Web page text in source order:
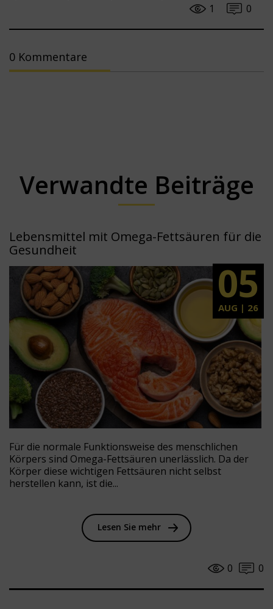
0
1
0 Kommentare
Verwandte Beiträge
Lebensmittel mit Omega-Fettsäuren für die
Gesundheit
05
AUG | 26
Für die normale Funktionsweise des menschlichen
Körpers sind Omega-Fettsäuren unerlässlich. Da der
Körper diese wichtigen Fettsäuren nicht selbst
herstellen kann, ist die...
Lesen Sie mehr
0
0